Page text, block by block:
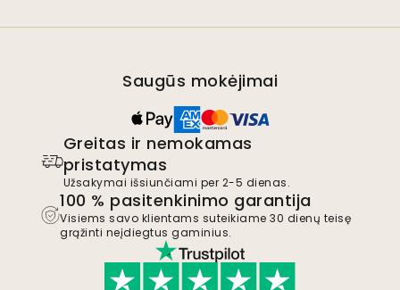
Saugūs mokėjimai
Greitas ir nemokamas
pristatymas
Užsakymai išsiunčiami per 2-5 dienas.
100 % pasitenkinimo garantija
Visiems savo klientams suteikiame 30 dienų teisę
grąžinti neįdiegtus gaminius.